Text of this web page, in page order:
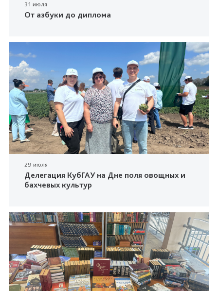
31 июля
От азбуки до диплома
29 июля
Делегация КубГАУ на Дне поля овощных и
бахчевых культур